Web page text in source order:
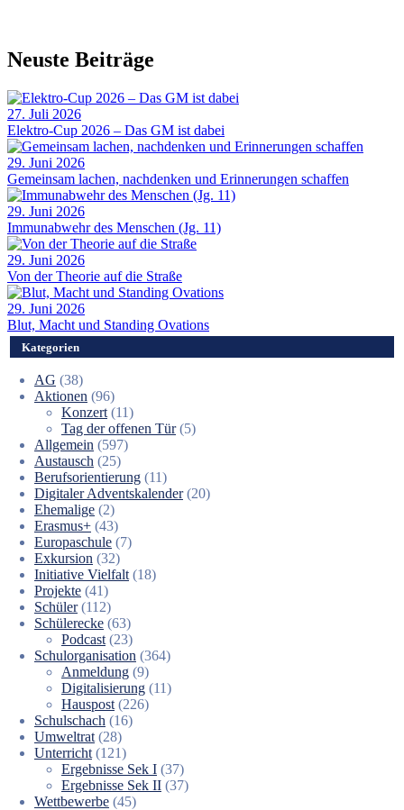
Neuste Beiträge
27. Juli 2026
Elektro-Cup 2026 – Das GM ist dabei
29. Juni 2026
Gemeinsam lachen, nachdenken und Erinnerungen schaffen
29. Juni 2026
Immunabwehr des Menschen (Jg. 11)
29. Juni 2026
Von der Theorie auf die Straße
29. Juni 2026
Blut, Macht und Standing Ovations
Kategorien
AG (38)
Aktionen (96)
Konzert (11)
Tag der offenen Tür(5)
Allgemein (597)
Austausch (25)
Berufsorientierung (11)
Digitaler Adventskalender(20)
Ehemalige (2)
Erasmus+ (43)
Europaschule (7)
Exkursion (32)
Initiative Vielfalt (18)
Projekte (41)
Schüler(112)
Schülerecke (63)
Podcast (23)
Schulorganisation (364)
Anmeldung (9)
Digitalisierung (11)
Hauspost (226)
Schulschach (16)
Umweltrat (28)
Unterricht (121)
Ergebnisse Sek I (37)
Ergebnisse Sek II (37)
Wettbewerbe (45)